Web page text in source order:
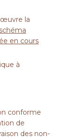
la
en cours
à
conforme
de
des non-